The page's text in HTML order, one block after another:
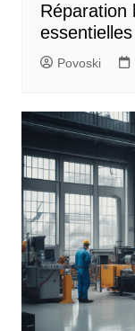
Réparation
Povoski